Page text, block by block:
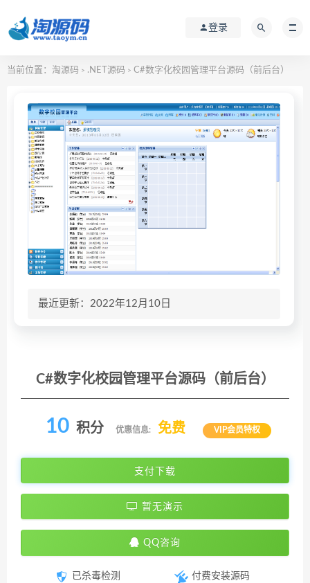
登录
当前位置： 淘源码 > .NET源码 > C#数字化校园管理平台源码（前后台）
最近更新：2022年12月10日
C#数字化校园管理平台源码（前后台）
10 积分 优惠信息: 免费 VIP会员特权
支付下载
暂无演示
QQ咨询
已杀毒检测 付费安装源码